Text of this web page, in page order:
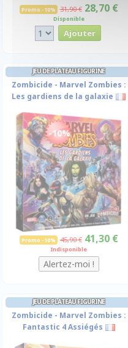
Promo -10% 31,90 € 28,70 €
Disponible
JEU DE PLATEAU FIGURINE
Zombicide - Marvel Zombies :
Les gardiens de la galaxie
-10%
Promo -10% 45,90 € 41,30 €
Indisponible
JEU DE PLATEAU FIGURINE
Zombicide - Marvel Zombies :
Fantastic 4 Assiégés